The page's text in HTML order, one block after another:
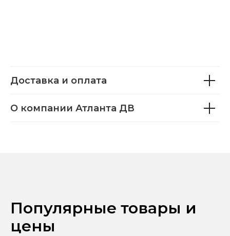
Доставка и оплата
О компании Атланта ДВ
Популярные товары и
цены